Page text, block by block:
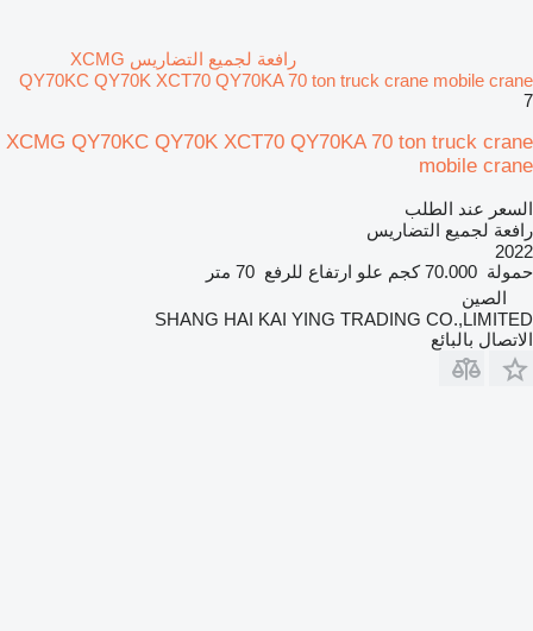
رافعة لجميع التضاريس XCMG
QY70KC QY70K XCT70 QY70KA 70 ton truck crane mobile crane
7
XCMG QY70KC QY70K XCT70 QY70KA 70 ton truck crane
mobile crane
السعر عند الطلب
رافعة لجميع التضاريس
2022
حمولة 70.000 كجم علو ارتفاع للرفع 70 متر
الصين
SHANG HAI KAI YING TRADING CO.,LIMITED
الاتصال بالبائع